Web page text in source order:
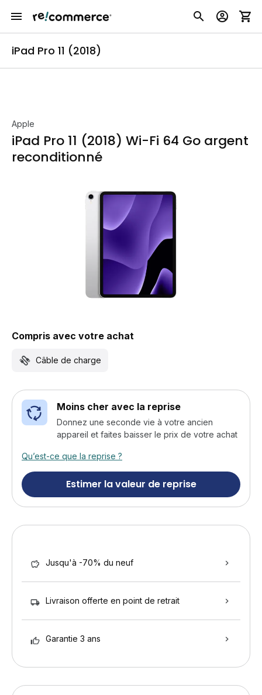
iPad Pro 11 (2018)
Apple
iPad Pro 11 (2018) Wi-Fi 64 Go argent
reconditionné
Compris avec votre achat
Câble de charge
Moins cher avec la reprise
Donnez une seconde vie à votre ancien
appareil et faites baisser le prix de votre achat
Qu’est-ce que la reprise ?
Estimer la valeur de reprise
Jusqu'à -70% du neuf
Livraison offerte en point de retrait
Garantie 3 ans